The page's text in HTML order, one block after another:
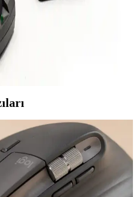
Darbeli Matkap:
El Aleti
yüksek torklu ve kablosuz
kullanımı için ideal, dayanıklı ve
hızlandırır, hareket özgürlüğü sağlar.